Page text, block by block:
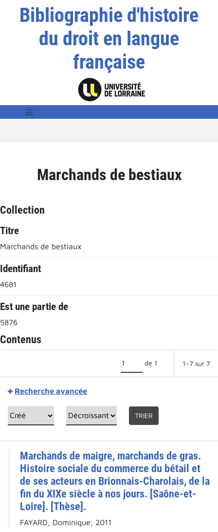
Bibliographie d'histoire
du droit en langue
française
Marchands de bestiaux
Collection
Titre
Marchands de bestiaux
Identifiant
4681
Est une partie de
5876
Contenus
de 1 1–7 sur 7
Recherche avancée
TRIER
Marchands de maigre, marchands de gras.
Histoire sociale du commerce du bétail et
de ses acteurs en Brionnais-Charolais, de la
fin du XIXe siècle à nos jours. [Saône-et-
Loire]. [Thèse].
FAYARD, Dominique, 2011